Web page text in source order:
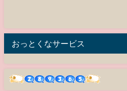
おっとくなサービス